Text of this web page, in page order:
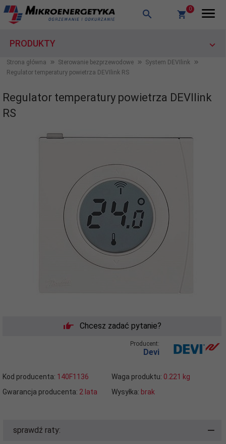
0
PRODUKTY
Strona główna Sterowanie bezprzewodowe
System DEVIlink
Regulator temperatury powietrza DEVIlink RS
Regulator temperatury powietrza DEVIlink
RS
Chcesz zadać pytanie?
Producent:
Devi
Kod producenta: 140F1136 Waga produktu: 0.221 kg
Gwarancja producenta: 2 lata Wysyłka: brak
sprawdź raty: